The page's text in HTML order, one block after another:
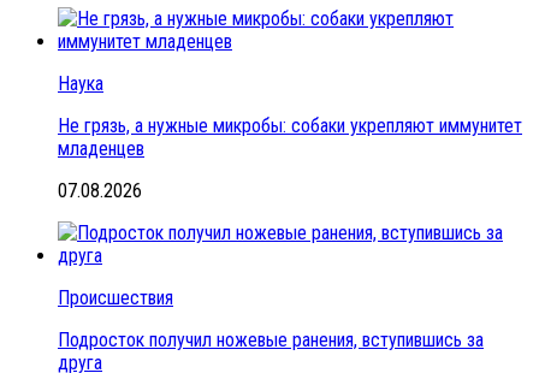
Наука
Не грязь, а нужные микробы: собаки укрепляют иммунитет
младенцев
07.08.2026
Происшествия
Подросток получил ножевые ранения, вступившись за
друга